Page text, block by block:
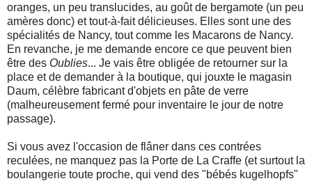
oranges, un peu translucides, au goût de bergamote (un peu
amères donc) et tout-à-fait délicieuses. Elles sont une des
spécialités de Nancy, tout comme les Macarons de Nancy.
En revanche, je me demande encore ce que peuvent bien
être des Oublies... Je vais être obligée de retourner sur la
place et de demander à la boutique, qui jouxte le magasin
Daum, célèbre fabricant d'objets en pâte de verre
(malheureusement fermé pour inventaire le jour de notre
passage).
Si vous avez l'occasion de flâner dans ces contrées
reculées, ne manquez pas la Porte de La Craffe (et surtout la
boulangerie toute proche, qui vend des "bébés kugelhopfs"